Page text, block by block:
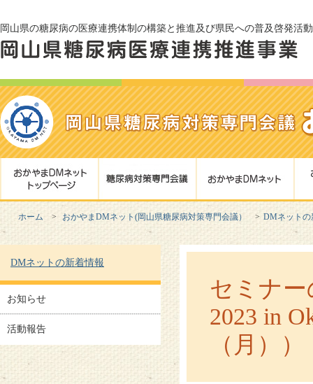
岡山県の糖尿病の医療連携体制の構築と推進及び県民への普及啓発活
ホーム おかやまDMネット(岡山県糖尿病対策専門会議） DMネットの
セミナー
2023 in
（月））
DMネットの新着情報
お知らせ
活動報告